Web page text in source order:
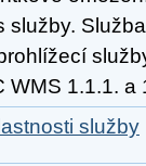
služby.
WMS 1.1.1. a
služby